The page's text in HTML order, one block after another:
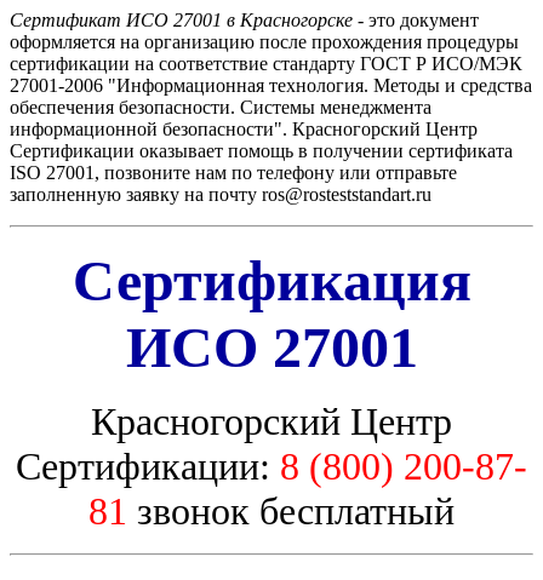
Сертификат ИСО 27001 в Красногорске - это документ
оформляется на организацию после прохождения процедуры
сертификации на соответствие стандарту ГОСТ Р ИСО/МЭК
27001-2006 "Информационная технология. Методы и средства
обеспечения безопасности. Системы менеджмента
информационной безопасности". Красногорский Центр
Сертификации оказывает помощь в получении сертификата
ISO 27001, позвоните нам по телефону или отправьте
заполненную заявку на почту ros@rosteststandart.ru
Сертификация
ИСО 27001
Красногорский Центр
Сертификации: 8 (800) 200-87-
81 звонок бесплатный